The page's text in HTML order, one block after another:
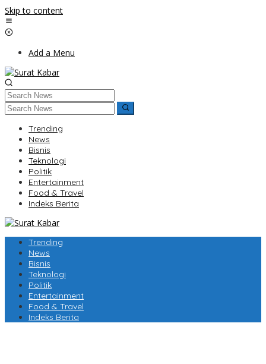
Skip to content
Add a Menu
Trending
News
Bisnis
Teknologi
Politik
Entertainment
Food & Travel
Indeks Berita
Trending
News
Bisnis
Teknologi
Politik
Entertainment
Food & Travel
Indeks Berita